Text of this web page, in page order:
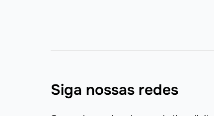
Siga nossas redes